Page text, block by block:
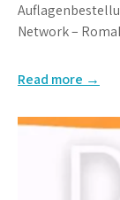
Network –
Read more →